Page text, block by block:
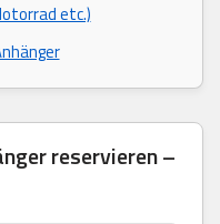
etc.)
reservieren –